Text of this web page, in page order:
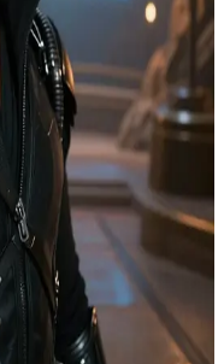
Paul revisa las rutas de
se aproximan a una
de inteligencia de campo
sobre una línea de
las reservas ahora
defensas del sietch, o
de agua de la cuenca.
regresiva para la
recomendación será